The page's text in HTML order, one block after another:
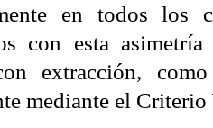
en todos
con esta
extracción,
mediante el